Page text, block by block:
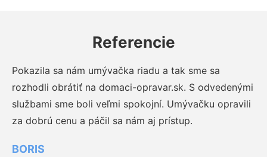
Referencie
Pokazila sa nám umývačka riadu a tak sme sa
rozhodli obrátiť na domaci-opravar.sk. S odvedenými
službami sme boli veľmi spokojní. Umývačku opravili
za dobrú cenu a páčil sa nám aj prístup.
BORIS